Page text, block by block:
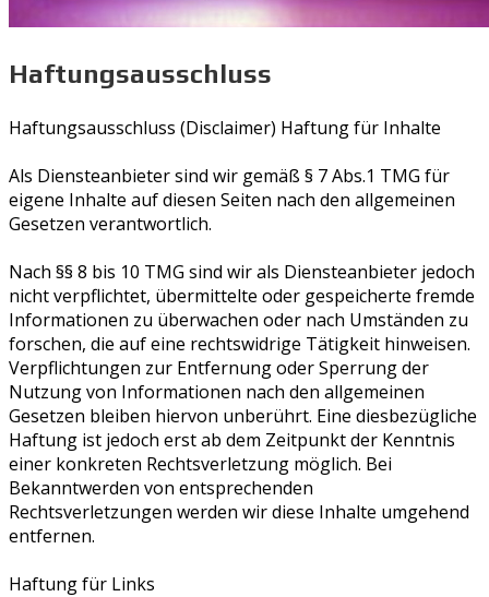
Haftungsausschluss
Haftungsausschluss (Disclaimer) Haftung für Inhalte
Als Diensteanbieter sind wir gemäß § 7 Abs.1 TMG für
eigene Inhalte auf diesen Seiten nach den allgemeinen
Gesetzen verantwortlich.
Nach §§ 8 bis 10 TMG sind wir als Diensteanbieter jedoch
nicht verpflichtet, übermittelte oder gespeicherte fremde
Informationen zu überwachen oder nach Umständen zu
forschen, die auf eine rechtswidrige Tätigkeit hinweisen.
Verpflichtungen zur Entfernung oder Sperrung der
Nutzung von Informationen nach den allgemeinen
Gesetzen bleiben hiervon unberührt. Eine diesbezügliche
Haftung ist jedoch erst ab dem Zeitpunkt der Kenntnis
einer konkreten Rechtsverletzung möglich. Bei
Bekanntwerden von entsprechenden
Rechtsverletzungen werden wir diese Inhalte umgehend
entfernen.
Haftung für Links